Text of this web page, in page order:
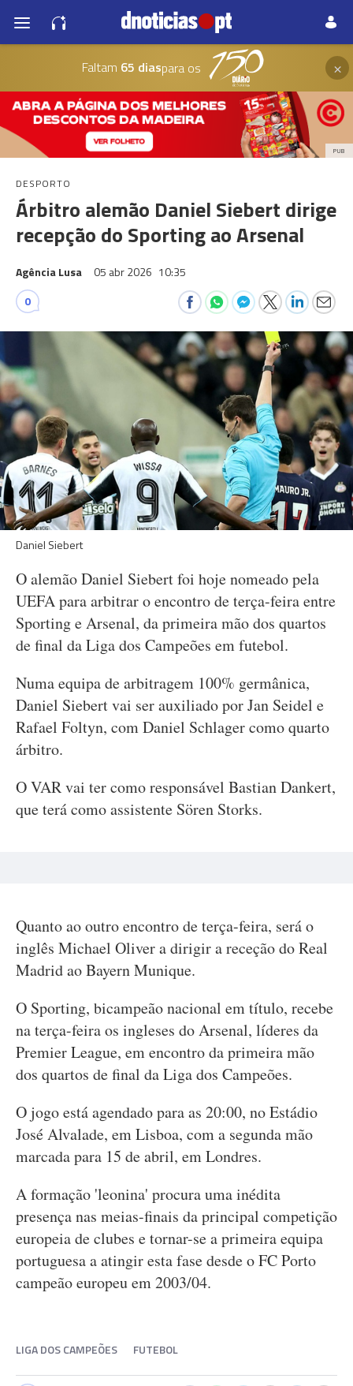
Faltam 65 diaspara os ×
PUB
DESPORTO
Árbitro alemão Daniel Siebert dirige
recepção do Sporting ao Arsenal
Agência Lusa 05 abr 2026 10:35
0
Daniel Siebert
O alemão Daniel Siebert foi hoje nomeado pela
UEFA para arbitrar o encontro de terça-feira entre
Sporting e Arsenal, da primeira mão dos quartos
de final da Liga dos Campeões em futebol.
Numa equipa de arbitragem 100% germânica,
Daniel Siebert vai ser auxiliado por Jan Seidel e
Rafael Foltyn, com Daniel Schlager como quarto
árbitro.
O VAR vai ter como responsável Bastian Dankert,
que terá como assistente Sören Storks.
Quanto ao outro encontro de terça-feira, será o
inglês Michael Oliver a dirigir a receção do Real
Madrid ao Bayern Munique.
O Sporting, bicampeão nacional em título, recebe
na terça-feira os ingleses do Arsenal, líderes da
Premier League, em encontro da primeira mão
dos quartos de final da Liga dos Campeões.
O jogo está agendado para as 20:00, no Estádio
José Alvalade, em Lisboa, com a segunda mão
marcada para 15 de abril, em Londres.
A formação 'leonina' procura uma inédita
presença nas meias-finais da principal competição
europeia de clubes e tornar-se a primeira equipa
portuguesa a atingir esta fase desde o FC Porto
campeão europeu em 2003/04.
LIGA DOS CAMPEÕES FUTEBOL